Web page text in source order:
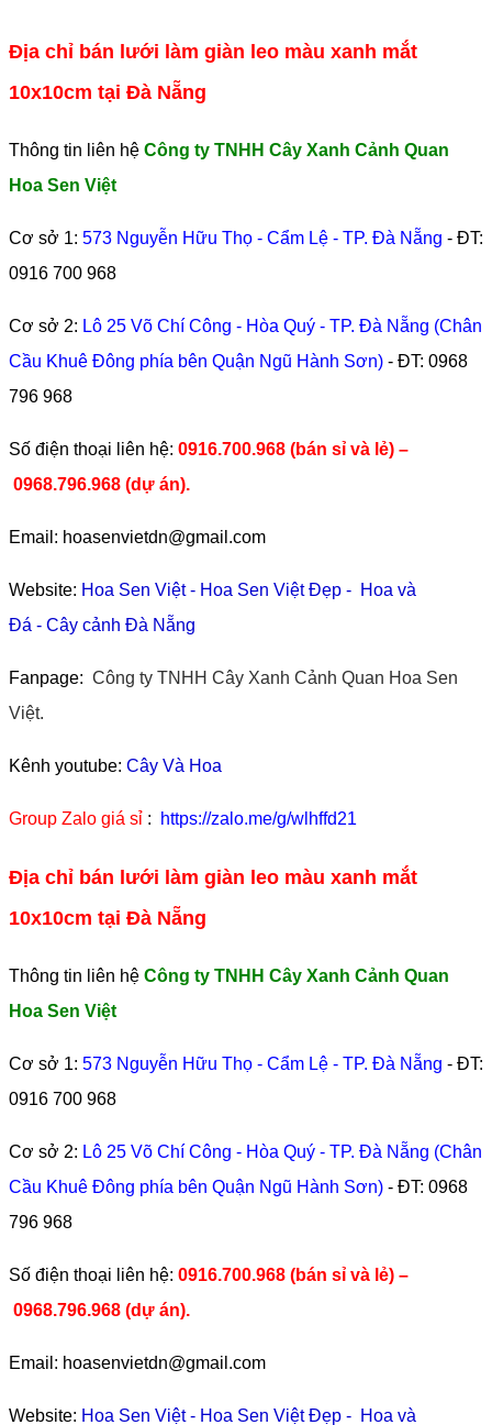
Địa chỉ bán lưới làm giàn leo màu xanh mắt
10x10cm tại Đà Nẵng
Thông tin liên hệ Công ty TNHH Cây Xanh Cảnh Quan
Hoa Sen Việt
Cơ sở 1: 573 Nguyễn Hữu Thọ - Cẩm Lệ - TP. Đà Nẵng - ĐT:
0916 700 968
Cơ sở 2: Lô 25 Võ Chí Công - Hòa Quý - TP. Đà Nẵng (Chân
Cầu Khuê Đông phía bên Quận Ngũ Hành Sơn) - ĐT: 0968
796 968
​Số điện thoại liên hệ: 0916.700.968 (bán sỉ và lẻ) –
0968.796.968 (dự án).
Email: hoasenvietdn@gmail.com
Website: Hoa Sen Việt- Hoa Sen Việt Đẹp - Hoa và
Đá - Cây cảnh Đà Nẵng
Fanpage: Công ty TNHH Cây Xanh Cảnh Quan Hoa Sen
Việt.
Kênh youtube: Cây Và Hoa
Group Zalo giá sỉ : https://zalo.me/g/wlhffd21
Địa chỉ bán lưới làm giàn leo màu xanh mắt
10x10cm tại Đà Nẵng
Thông tin liên hệ Công ty TNHH Cây Xanh Cảnh Quan
Hoa Sen Việt
Cơ sở 1: 573 Nguyễn Hữu Thọ - Cẩm Lệ - TP. Đà Nẵng - ĐT:
0916 700 968
Cơ sở 2: Lô 25 Võ Chí Công - Hòa Quý - TP. Đà Nẵng (Chân
Cầu Khuê Đông phía bên Quận Ngũ Hành Sơn) - ĐT: 0968
796 968
​Số điện thoại liên hệ: 0916.700.968 (bán sỉ và lẻ) –
0968.796.968 (dự án).
Email: hoasenvietdn@gmail.com
Website: Hoa Sen Việt- Hoa Sen Việt Đẹp - Hoa và